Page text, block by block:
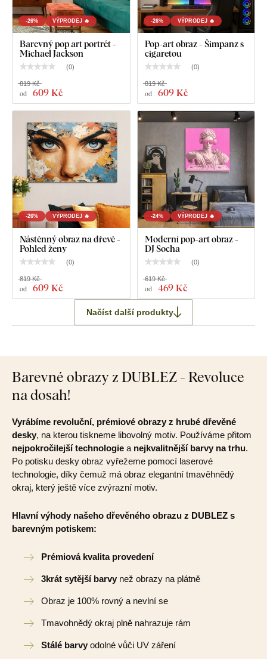
-26% VÝPRODEJ 🔥
Barevný pop art portrét -
Michael Jackson
(0)
od 609 Kč
819 Kč
-26% VÝPRODEJ 🔥
Pop-art obraz - Šimpanz s
cigaretou
(0)
od 609 Kč
819 Kč
-26% VÝPRODEJ 🔥
Nástěnný obraz na dřevě -
Pohled ženy
(0)
od 609 Kč
819 Kč
-24% VÝPRODEJ 🔥
Moderní pop-art obraz -
DJ Socha
(0)
od 469 Kč
619 Kč
Načíst další produkty
Barevné obrazy z DUBLEZ - Revoluce
na dosah!
Vyrábíme revoluční, prémiové obrazy z hrubé dřevěné
desky, na kterou tiskneme libovolný motiv. Používáme přitom
nejpokročilejší technologie a nejkvalitnější barvy na trhu.
Po potisku desky obraz vyřežeme pomocí laserové
technologie, díky čemuž má obraz elegantní tmavěhnědý
okraj, který ještě více zvýrazní motiv.
Hlavní výhody našeho dřevěného obrazu z DUBLEZ s
barevným potiskem:
Prémiová kvalita provedení
3krát sytější barvy než obrazy na plátně
Obraz je 100% rovný a nevlní se
Tmavohnědý okraj plně nahrazuje rám
Stálé barvy odolné vůči UV záření